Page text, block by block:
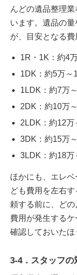
んどの遺品整理
います。遺品の
が、目安となる費
1R・1K：約4
1DK：約5万～
1LDK：約7万
2DK：約10万
2LDK：約12万
3DK：約15万
3LDK：約18万
ほかにも、エレ
ども費用を左右
頼する前に、ど
費用が発生する
確認しておいたほ
3-4．スタッフ